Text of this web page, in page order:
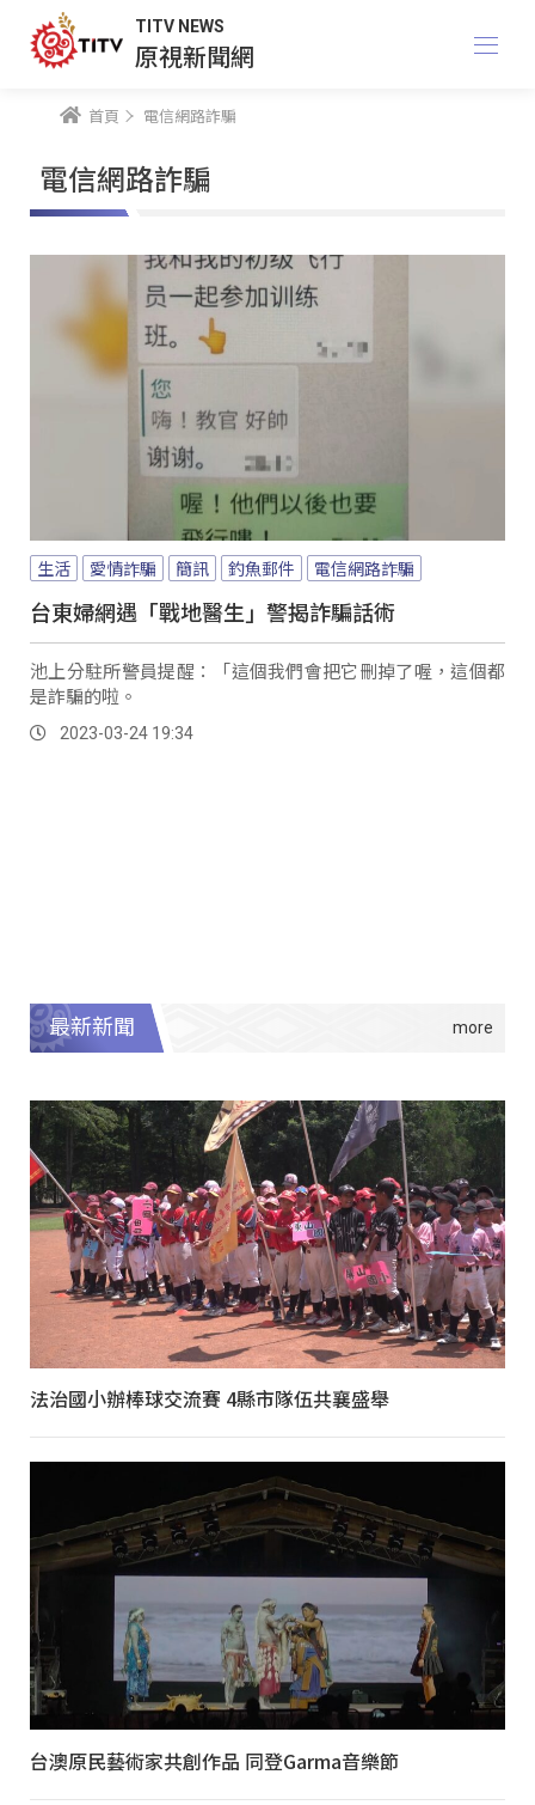
TITV NEWS
原視新聞網
首頁 電信網路詐騙
電信網路詐騙
生活 愛情詐騙 簡訊 釣魚郵件 電信網路詐騙
台東婦網遇「戰地醫生」警揭詐騙話術
池上分駐所警員提醒：「這個我們會把它刪掉了喔，這個都
是詐騙的啦。
2023-03-24 19:34
最新新聞
法治國小辦棒球交流賽 4縣市隊伍共襄盛舉
台澳原民藝術家共創作品 同登Garma音樂節